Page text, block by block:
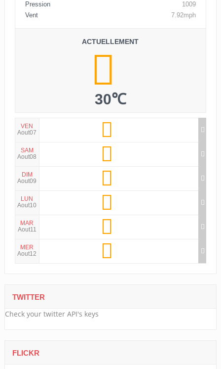
Pression
1009
Vent
7.92mph
ACTUELLEMENT
30℃
VEN
Aout07
SAM
Aout08
DIM
Aout09
LUN
Aout10
MAR
Aout11
MER
Aout12
TWITTER
Check your twitter API's keys
FLICKR